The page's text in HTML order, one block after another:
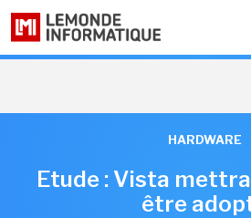
HARDWARE
Etude : Vista
être